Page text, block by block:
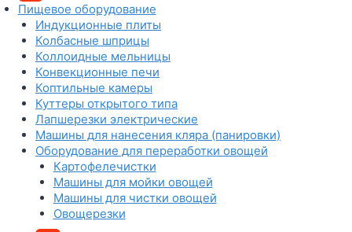
Пищевое оборудование
Индукционные плиты
Колбасные шприцы
Коллоидные мельницы
Конвекционные печи
Коптильные камеры
Куттеры открытого типа
Лапшерезки электрические
Машины для нанесения кляра (панировки)
Оборудование для переработки овощей
Картофелечистки
Машины для мойки овощей
Машины для чистки овощей
Овощерезки